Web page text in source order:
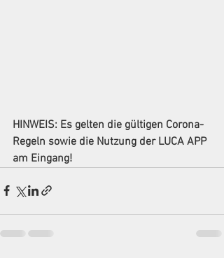
HINWEIS: Es gelten die gültigen Corona-
Regeln sowie die Nutzung der LUCA APP
am Eingang!